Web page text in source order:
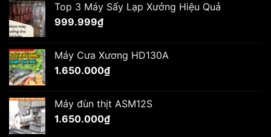
Top 3 Máy Sấy Lạp Xưởng Hiệu Quả
999.999₫
Máy Cưa Xương HD130A
1.650.000₫
Máy đùn thịt ASM12S
1.650.000₫